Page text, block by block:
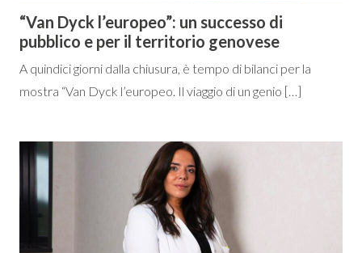
“Van Dyck l’europeo”: un successo di
pubblico e per il territorio genovese
A quindici giorni dalla chiusura, è tempo di bilanci per la
mostra “Van Dyck l’europeo. Il viaggio di un genio […]